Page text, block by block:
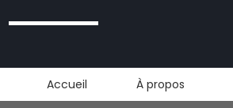
Accueil À propos